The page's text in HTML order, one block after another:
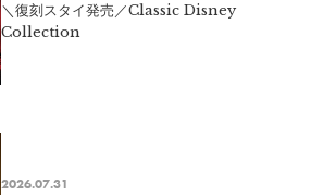
＼復刻スタイ発売／Classic Disney
Collection
2026.07.31